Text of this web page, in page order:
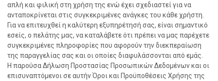
απλή και φιλική στη χρήση της ενώ έχει σχεδιαστεί για να
ανταποκρίνεται στις συγκεκριμένες ανάγκες του κάθε χρήστη.
Για να επιτευχθεί η καλύτερη εξυπηρέτησή σας, είναι σημαντικό
εσείς, ο πελάτης μας, να καταλάβετε ότι πρέπει να μας παρέχετε
συγκεκριμένες πληροφορίες που αφορούν την διεκπεραίωση
της παραγγελίας σας και οι οποίες διαφυλάσσονται από εμάς.
Η παρούσα Δήλωση Προστασίας Προσωπικών Δεδομένων και οι
επισυναπτόμενοι σε αυτήν Όροι και Προϋποθέσεις Χρήσης της